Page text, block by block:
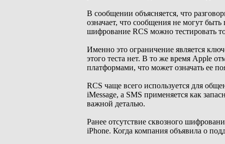
В сообщении объясняется, что
означает, что сообщения не могут
шифрование RCS можно тестировать
Именно это ограничение является
этого теста нет. В то же время Apple
платформами, что может означать ее
RCS чаще всего используется для
iMessage, а SMS применяется как
важной деталью.
Ранее отсутствие сквозного
iPhone. Когда компания объявила о